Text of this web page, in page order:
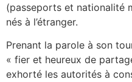
(passeports et nationalité
nés à l’étranger.
Prenant la parole à son
« fier et heureux de
exhorté les autorités à